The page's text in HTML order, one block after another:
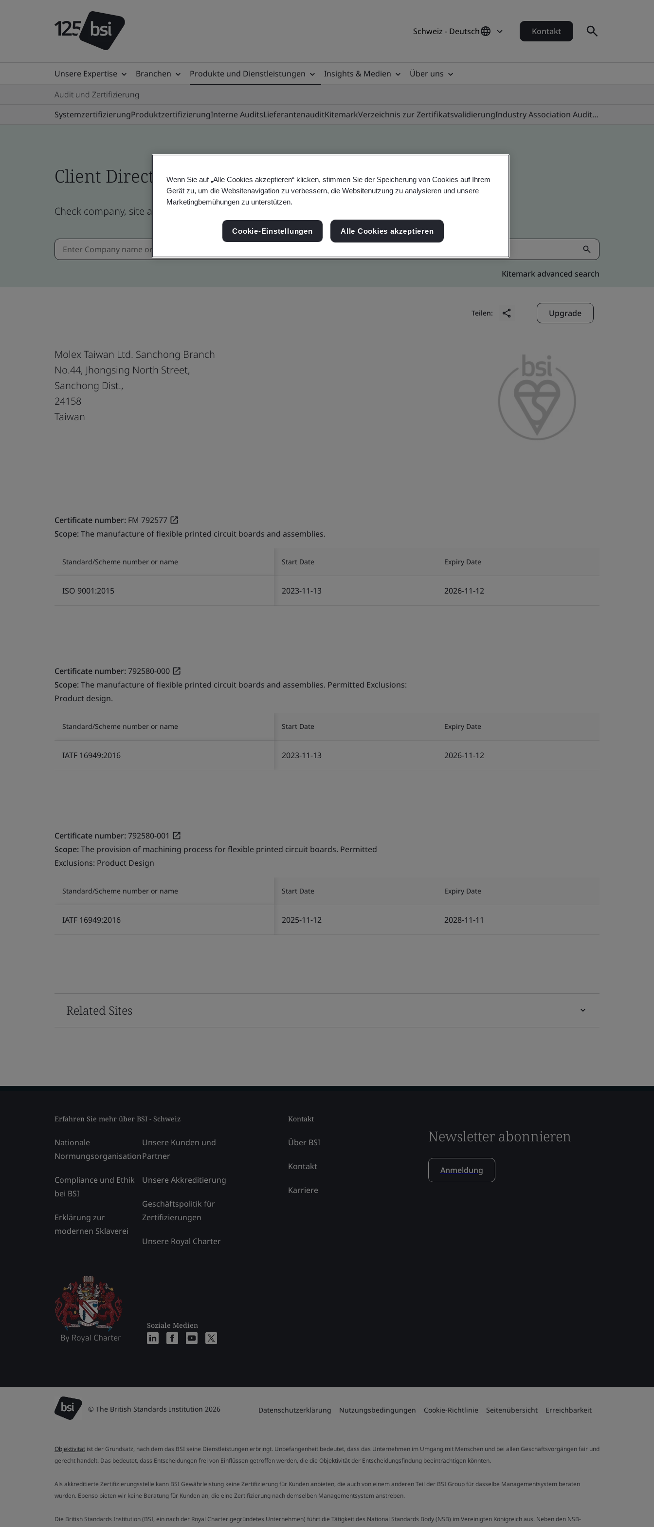
Schweiz - Deutsch Kontakt
Unsere Expertise Branchen Produkte und Dienstleistungen Insights & Medien
Über uns
Audit und Zertifizierung
SystemzertifizierungProduktzertifizierungInterne AuditsLieferantenauditKitemarkVerzeichnis zur Zertifikatsvalidierung Industry Association Audit Programmes
Client Directory profile
Check company, site and product certificates - Validation and Verification, Swiss and global companies
Kitemark advanced search
Teilen: Upgrade
Molex Taiwan Ltd. Sanchong Branch
No.44, Jhongsing North Street,
Sanchong Dist.,
24158
Taiwan
Certificate number: FM 792577
Scope:The manufacture of flexible printed circuit boards and assemblies.
Standard/Scheme number or name Start Date Expiry Date
ISO 9001:2015 2023-11-13 2026-11-12
Certificate number:792580-000
Scope:The manufacture of flexible printed circuit boards and assemblies. Permitted Exclusions:
Product design.
Standard/Scheme number or name Start Date Expiry Date
IATF 16949:2016 2023-11-13 2026-11-12
Certificate number:792580-001
Scope:The provision of machining process for flexible printed circuit boards. Permitted
Exclusions: Product Design
Standard/Scheme number or name Start Date Expiry Date
IATF 16949:2016 2025-11-12 2028-11-11
Related Sites
Erfahren Sie mehr über BSI - Schweiz
Nationale
Normungsorganisation
Compliance und Ethik
bei BSI
Erklärung zur
modernen Sklaverei
Unsere Kunden und
Partner
Unsere Akkreditierung
Geschäftspolitik für
Zertifizierungen
Unsere Royal Charter
Soziale Medien
Kontakt
Über BSI
Kontakt
Karriere
Newsletter abonnieren
Anmeldung
© The British Standards Institution 2026 Datenschutzerklärung Nutzungsbedingungen Cookie-Richtlinie Seitenübersicht Erreichbarkeit
Objektivität ist der Grundsatz, nach dem das BSI seine Dienstleistungen erbringt. Unbefangenheit bedeutet, dass das Unternehmen im Umgang mit Menschen und bei allen Geschäftsvorgängen fair und
gerecht handelt. Das bedeutet, dass Entscheidungen frei von Einflüssen getroffen werden, die die Objektivität der Entscheidungsfindung beeinträchtigen könnten.
Als akkreditierte Zertifizierungsstelle kann BSI Gewährleistung keine Zertifizierung für Kunden anbieten, die auch von einem anderen Teil der BSI Group für dasselbe Managementsystem beraten
wurden. Ebenso bieten wir keine Beratung für Kunden an, die eine Zertifizierung nach demselben Managementsystem anstreben.
Die British Standards Institution (BSI, ein nach der Royal Charter gegründetes Unternehmen) führt die Tätigkeit des National Standards Body (NSB) im Vereinigten Königreich aus. Neben den NSB-
Wenn Sie auf „Alle Cookies akzeptieren“ klicken, stimmen Sie der Speicherung von Cookies auf Ihrem
Gerät zu, um die Websitenavigation zu verbessern, die Websitenutzung zu analysieren und unsere
Marketingbemühungen zu unterstützen.
Cookie-Einstellungen Alle Cookies akzeptieren